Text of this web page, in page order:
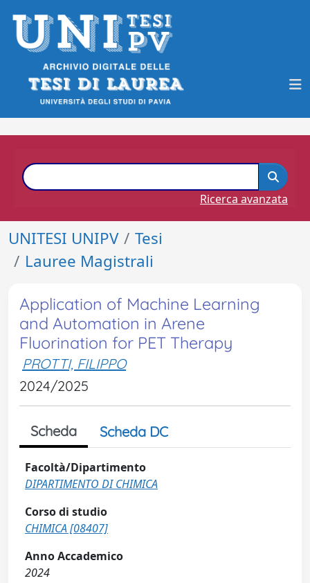
Ricerca avanzata
UNITESI UNIPV
Tesi
Lauree Magistrali
Application of Machine Learning
and Automation in Arene
Fluorination for PET Therapy
PROTTI, FILIPPO
2024/2025
Scheda Scheda DC
Facoltà/Dipartimento
DIPARTIMENTO DI CHIMICA
Corso di studio
CHIMICA [08407]
Anno Accademico
2024